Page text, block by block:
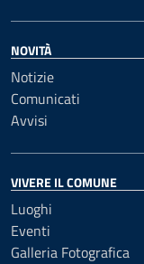
NOVITÀ
Notizie
Comunicati
Avvisi
VIVERE IL COMUNE
Luoghi
Eventi
Galleria Fotografica